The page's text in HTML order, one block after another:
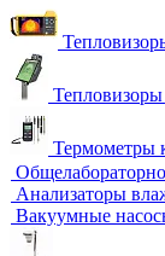
Тепловизоры
Термометры